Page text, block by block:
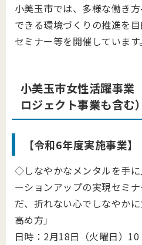
小美玉市では、多様な働き
できる環境づくりの推進を
セミナー等を開催しています。
小美玉市女性活躍事業
ロジェクト事業も含む）
【令和6年度実施事業】
◇しなやかなメンタルを手
ーションアップの実現セミ
だ、折れない心でしなやか
高め方」
日時：2月18日（火曜日）